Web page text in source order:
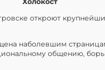
откроют
наболевшим
общению,